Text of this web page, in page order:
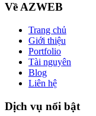
Về AZWEB
Trang chủ
Giới thiệu
Portfolio
Tài nguyên
Blog
Liên hệ
Dịch vụ nổi bật